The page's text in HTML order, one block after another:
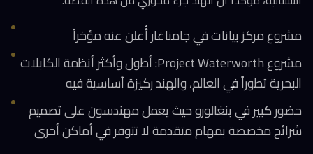
مشروع مركز بيانات في جامناغار أُعلن عنه مؤخراً
مشروع Project Waterworth: أطول وأكثر أنظمة الكابلات
البحرية تطوراً في العالم، والهند ركيزة أساسية فيه
حضور كبير في بنغالورو حيث يعمل مهندسون على تصميم
شرائح مخصصة بمهام متقدمة لا تتوفر في أماكن أخرى